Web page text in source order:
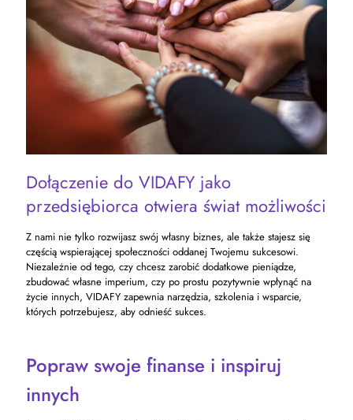
Dołączenie do VIDAFY jako
przedsiębiorca otwiera świat możliwości
Z nami nie tylko rozwijasz swój własny biznes, ale także stajesz się
częścią wspierającej społeczności oddanej Twojemu sukcesowi.
Niezależnie od tego, czy chcesz zarobić dodatkowe pieniądze,
zbudować własne imperium, czy po prostu pozytywnie wpłynąć na
życie innych, VIDAFY zapewnia narzędzia, szkolenia i wsparcie,
których potrzebujesz, aby odnieść sukces.
Popraw swoje finanse i inspiruj
innych